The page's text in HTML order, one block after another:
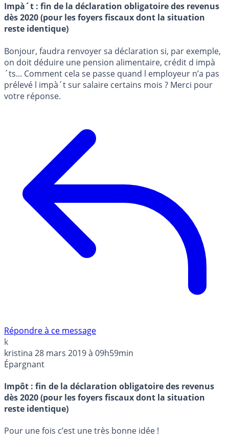
Impà´t : fin de la déclaration obligatoire des revenus
dès 2020 (pour les foyers fiscaux dont la situation
reste identique)
Bonjour, faudra renvoyer sa déclaration si, par exemple,
on doit déduire une pension alimentaire, crédit d impà
´ts... Comment cela se passe quand l employeur n’a pas
prélevé l impà´t sur salaire certains mois ? Merci pour
votre réponse.
Répondre à ce message
k
kristina 28 mars 2019 à 09h59min
Épargnant
Impôt : fin de la déclaration obligatoire des revenus
dès 2020 (pour les foyers fiscaux dont la situation
reste identique)
Pour une fois c’est une très bonne idée !